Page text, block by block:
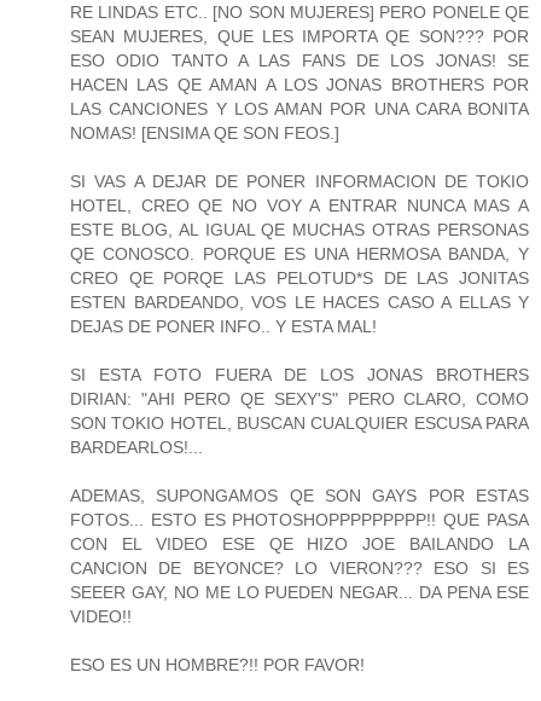
RE LINDAS ETC.. [NO SON MUJERES] PERO PONELE QE
SEAN MUJERES, QUE LES IMPORTA QE SON??? POR
ESO ODIO TANTO A LAS FANS DE LOS JONAS! SE
HACEN LAS QE AMAN A LOS JONAS BROTHERS POR
LAS CANCIONES Y LOS AMAN POR UNA CARA BONITA
NOMAS! [ENSIMA QE SON FEOS.]
SI VAS A DEJAR DE PONER INFORMACION DE TOKIO
HOTEL, CREO QE NO VOY A ENTRAR NUNCA MAS A
ESTE BLOG, AL IGUAL QE MUCHAS OTRAS PERSONAS
QE CONOSCO. PORQUE ES UNA HERMOSA BANDA, Y
CREO QE PORQE LAS PELOTUD*S DE LAS JONITAS
ESTEN BARDEANDO, VOS LE HACES CASO A ELLAS Y
DEJAS DE PONER INFO.. Y ESTA MAL!
SI ESTA FOTO FUERA DE LOS JONAS BROTHERS
DIRIAN: "AHI PERO QE SEXY'S" PERO CLARO, COMO
SON TOKIO HOTEL, BUSCAN CUALQUIER ESCUSA PARA
BARDEARLOS!...
ADEMAS, SUPONGAMOS QE SON GAYS POR ESTAS
FOTOS... ESTO ES PHOTOSHOPPPPPPPPP!! QUE PASA
CON EL VIDEO ESE QE HIZO JOE BAILANDO LA
CANCION DE BEYONCE? LO VIERON??? ESO SI ES
SEEER GAY, NO ME LO PUEDEN NEGAR... DA PENA ESE
VIDEO!!
ESO ES UN HOMBRE?!! POR FAVOR!